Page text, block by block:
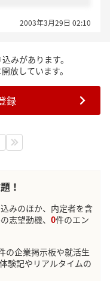
2003年3月29日 02:10
みがあります。
放しています。
録
！
みのほか、内定者を含
志望動機、 0件のエン
の企業掲示板や就活生
験記やリアルタイムの